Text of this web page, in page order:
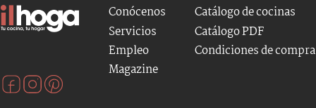
Conócenos
Servicios
Empleo
Magazine
Catálogo de cocinas
Catálogo PDF
Condiciones de compra